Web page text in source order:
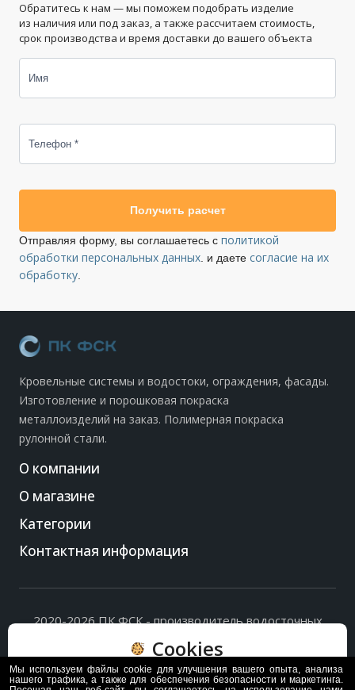
Обратитесь к нам — мы поможем подобрать изделие
из наличия или под заказ, а также рассчитаем стоимость,
срок производства и время доставки до вашего объекта
Имя
Телефон *
Получить расчет
Отправляя форму, вы соглашаетесь с политикой
обработки персональных данных. и даете согласие на их
обработку.
Кровельные системы и водостоки, ограждения, фасады.
Изготовление и порошковая покраска
металлоизделий на заказ. Полимерная покраска
рулонной стали.
О компании
О магазине
Категории
Контактная информация
2020-2026 ПК ФСК - производитель водосточных
Политика обработки персональных данных
на их обработку.
Cookies
Пользуясь сайтом, вы соглашаетесь с политикой
Мы используем файлы cookie для улучшения вашего опыта, анализа
нашего трафика, а также для обеспечения безопасности и маркетинга.